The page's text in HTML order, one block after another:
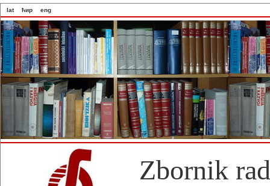
lat ћир eng
Zbornik